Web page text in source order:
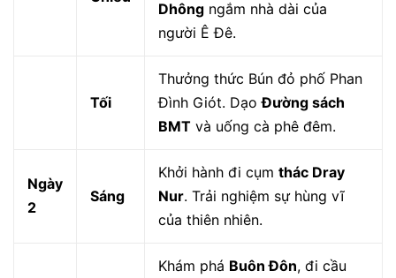
Dhông ngắm nhà dài của
người Ê Đê.
Tối
Thưởng thức Bún đỏ phố Phan
Đình Giót. DạoĐường sách
BMT và uống cà phê đêm.
Ngày
2
Sáng
Khởi hành đi cụm thác Dray
Nur. Trải nghiệm sự hùng vĩ
của thiên nhiên.
Khám phá Buôn Đôn, đi cầu